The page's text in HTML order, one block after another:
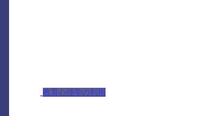
教育心理学の利用